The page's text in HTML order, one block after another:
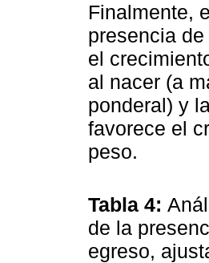
Finalmente,
presencia
el
al nacer (a
ponderal) y
favorece el
peso.
Tabla 4:
de la
egreso,